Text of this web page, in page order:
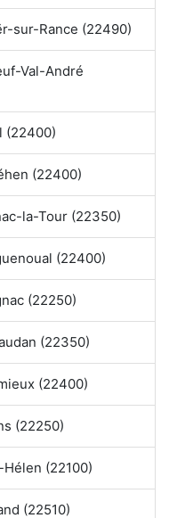
sur-Rance (22490)
Val-André
(22400)
(22400)
la-Tour (22350)
(22400)
(22250)
(22350)
(22400)
(22250)
(22100)
(22510)